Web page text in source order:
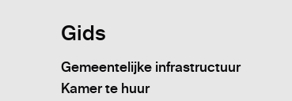
Gids
Gemeentelijke infrastructuur
Kamer te huur